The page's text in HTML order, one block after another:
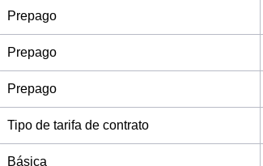
Prepago
Prepago
Prepago
Tipo de tarifa de contrato
Básica